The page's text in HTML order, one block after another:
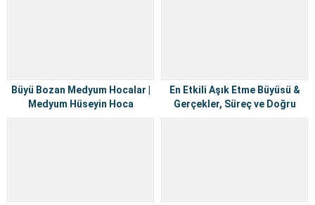
Büyü Bozan Medyum Hocalar |
Medyum Hüseyin Hoca
En Etkili Aşık Etme Büyüsü &
Gerçekler, Süreç ve Doğru
Bilgiler